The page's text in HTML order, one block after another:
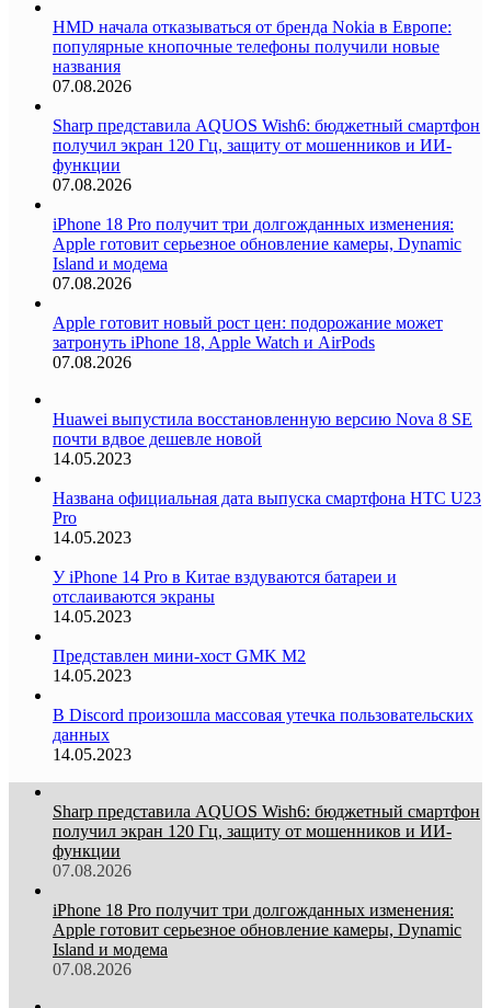
HMD начала отказываться от бренда Nokia в Европе:
популярные кнопочные телефоны получили новые
названия
07.08.2026
Sharp представила AQUOS Wish6: бюджетный смартфон
получил экран 120 Гц, защиту от мошенников и ИИ-
функции
07.08.2026
iPhone 18 Pro получит три долгожданных изменения:
Apple готовит серьезное обновление камеры, Dynamic
Island и модема
07.08.2026
Apple готовит новый рост цен: подорожание может
затронуть iPhone 18, Apple Watch и AirPods
07.08.2026
Huawei выпустила восстановленную версию Nova 8 SE
почти вдвое дешевле новой
14.05.2023
Названа официальная дата выпуска смартфона HTC U23
Pro
14.05.2023
У iPhone 14 Pro в Китае вздуваются батареи и
отслаиваются экраны
14.05.2023
Представлен мини-хост GMK M2
14.05.2023
В Discord произошла массовая утечка пользовательских
данных
14.05.2023
Sharp представила AQUOS Wish6: бюджетный смартфон
получил экран 120 Гц, защиту от мошенников и ИИ-
функции
07.08.2026
iPhone 18 Pro получит три долгожданных изменения:
Apple готовит серьезное обновление камеры, Dynamic
Island и модема
07.08.2026